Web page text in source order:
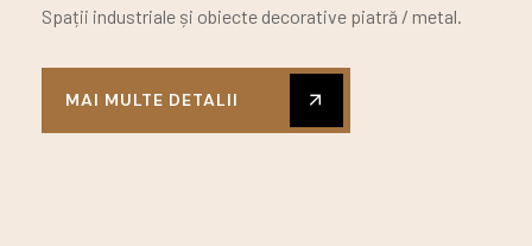
Spații industriale și obiecte decorative piatră / metal.
MAI MULTE DETALII